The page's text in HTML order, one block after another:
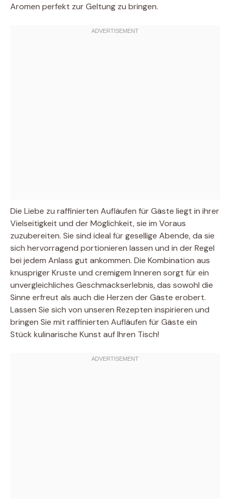
Aromen perfekt zur Geltung zu bringen.
Die Liebe zu raffinierten Aufläufen für Gäste liegt in ihrer
Vielseitigkeit und der Möglichkeit, sie im Voraus
zuzubereiten. Sie sind ideal für gesellige Abende, da sie
sich hervorragend portionieren lassen und in der Regel
bei jedem Anlass gut ankommen. Die Kombination aus
knuspriger Kruste und cremigem Inneren sorgt für ein
unvergleichliches Geschmackserlebnis, das sowohl die
Sinne erfreut als auch die Herzen der Gäste erobert.
Lassen Sie sich von unseren Rezepten inspirieren und
bringen Sie mit raffinierten Aufläufen für Gäste ein
Stück kulinarische Kunst auf Ihren Tisch!